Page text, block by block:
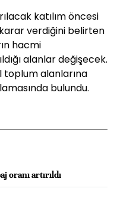
katılım öncesi
verdiğini belirten
hacmi
alanlar değişecek.
toplum alanlarına
bulundu.
oranı artırıldı